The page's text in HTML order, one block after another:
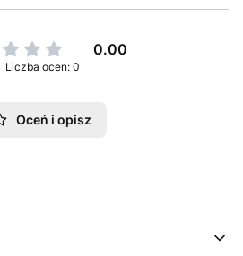
0.00
Liczba ocen: 0
Oceń i opisz